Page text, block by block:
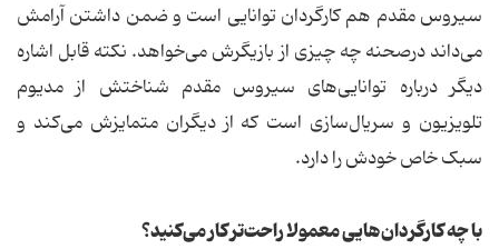
سیروس مقدم هم کارگردان توانایی است و ضمن داشتن آرامش
می‌داند درصحنه چه چیزی از بازیگرش می‌خواهد. نکته قابل اشاره
دیگر درباره توانایی‌های سیروس مقدم شناختش از مدیوم
تلویزیون و سریال‌سازی است که از دیگران متمایزش می‌کند و
سبک خاص خودش را دارد.
با چه کارگردان‌هایی معمولا راحت‌تر کار می‌کنید؟